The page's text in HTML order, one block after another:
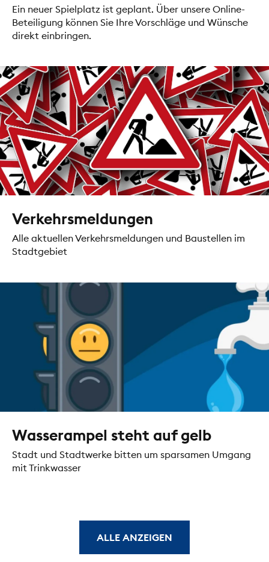
Ein neuer Spielplatz ist geplant. Über unsere Online-
Beteiligung können Sie Ihre Vorschläge und Wünsche
direkt einbringen.
Verkehrsmeldungen
Alle aktuellen Verkehrsmeldungen und Baustellen im
Stadtgebiet
Wasserampel steht auf gelb
Stadt und Stadtwerke bitten um sparsamen Umgang
mit Trinkwasser
ALLE ANZEIGEN